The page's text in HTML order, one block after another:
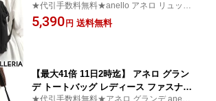
ANDE リュックサック 10L 通勤 おしゃ
れ オシャレ 大人 かわいい 軽量 バッグ
★代引手数料無料★anello アネロ リュック
サック 通学リュック 撥水
5,390 円 送料無料
【最大41倍 11日2時迄】 アネロ グラン
デ トートバッグ レディース ファスナー
★代引手数料無料★アネロ グランデ anello